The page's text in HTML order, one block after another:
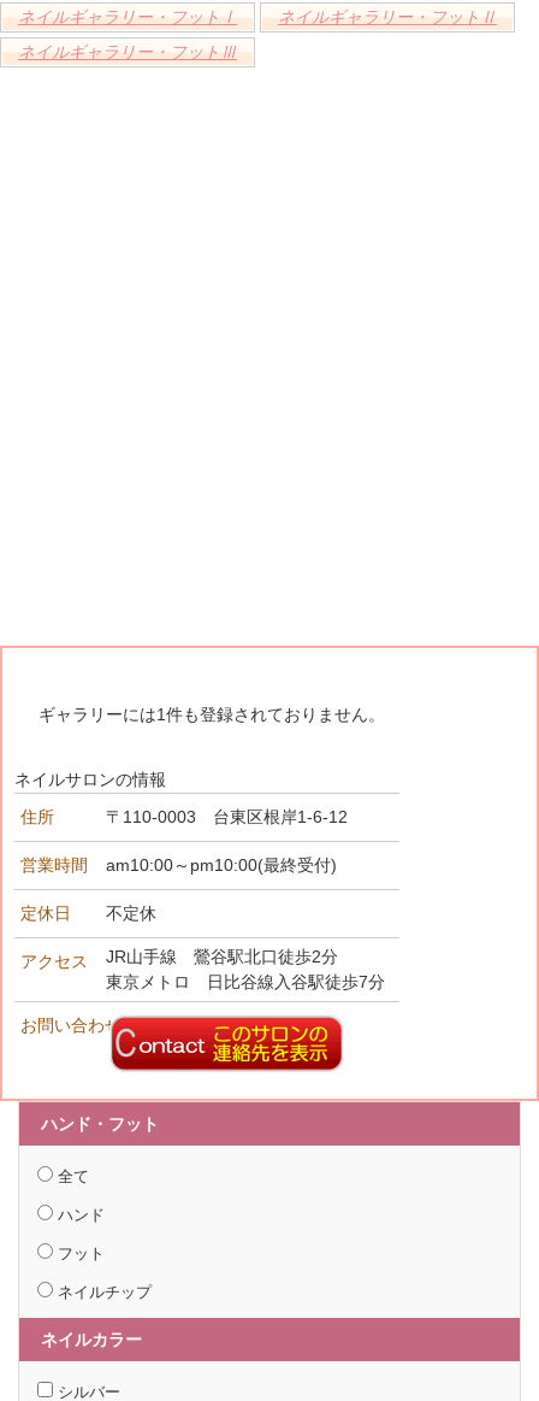
ネイルギャラリー・フットⅠ
ネイルギャラリー・フットⅡ
ネイルギャラリー・フットⅢ
ギャラリーには1件も登録されておりません。
ネイルサロンの情報
住所
〒110-0003 台東区根岸1-6-12
営業時間 am10:00～pm10:00(最終受付)
定休日 不定休
アクセス
JR山手線 鶯谷駅北口徒歩2分
東京メトロ 日比谷線入谷駅徒歩7分
お問い合わせ先
ハンド・フット
全て
ハンド
フット
ネイルチップ
ネイルカラー
シルバー